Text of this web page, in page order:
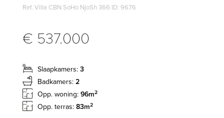
Ref. Villa CBN SoHo NjoSh 366 ID: 9676
€ 537.000
Slaapkamers: 3
Badkamers: 2
Opp. woning: 96m2
Opp. terras: 83m2